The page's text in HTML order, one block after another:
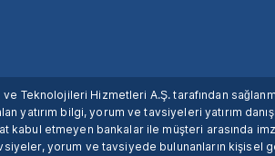
ve Teknolojileri Hizmetleri A.Ş. tarafından
bilgi, yorum ve tavsiyeleri yatırım
etmeyen bankalar ile müşteri arasında
yorum ve tavsiyede bulunanların kişisel